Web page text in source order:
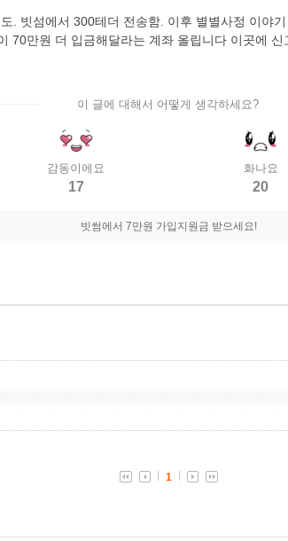
. 빗섬에서 300테더 전송함. 이후 별별사정 이야
70만원 더 입금해달라는 계좌 올립니다 이곳에
이 글에 대해서 어떻게 생각하세요?
감동이에요
17
화나요
20
빗썸에서 7만원 가입지원금 받으세요!